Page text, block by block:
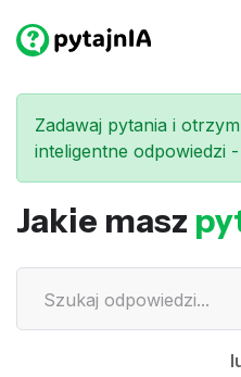
Zadawaj pytania i
inteligentne odpowiedzi
Jakie masz